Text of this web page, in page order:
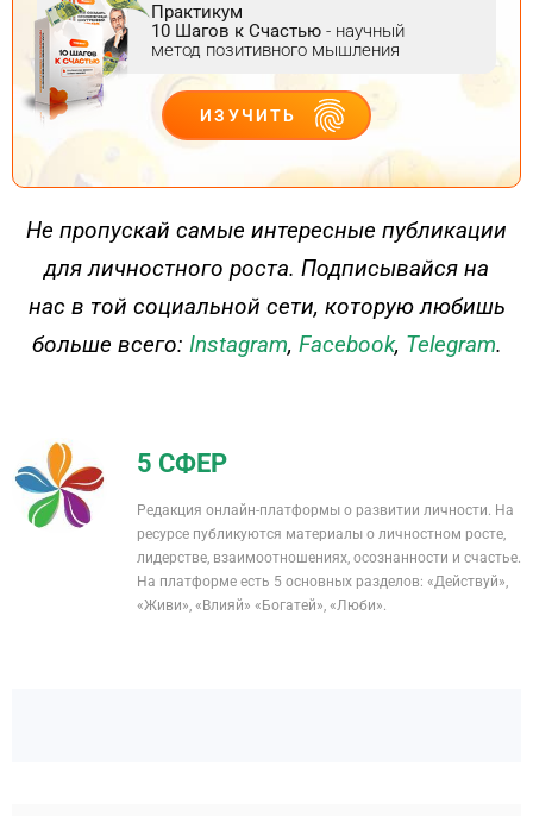
Практикум
10 Шагов к Счастью - научный
метод позитивного мышления
ИЗУЧИТЬ
ДЕЙСТВУЙ
Не пропускай самые интересные публикации
для личностного роста. Подписывайся на
нас в той социальной сети, которую любишь
больше всего: Instagram, Facebook, Telegram.
5 СФЕР
Редакция онлайн-платформы о развитии личности. На
ресурсе публикуются материалы о личностном росте,
лидерстве, взаимоотношениях, осознанности и счастье.
На платформе есть 5 основных разделов: «Действуй»,
«Живи», «Влияй» «Богатей», «Люби».